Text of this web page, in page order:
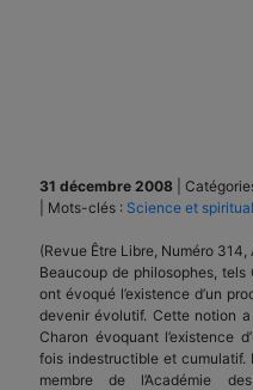
31 décembre 2008
Mots-clés : Science et
(Revue Être Libre, Numéro
Beaucoup de philosophes, tels
ont évoqué l’existence d’un
devenir évolutif. Cette notion
Charon évoquant l’existence
fois indestructible et cumulatif.
membre de l’Académie